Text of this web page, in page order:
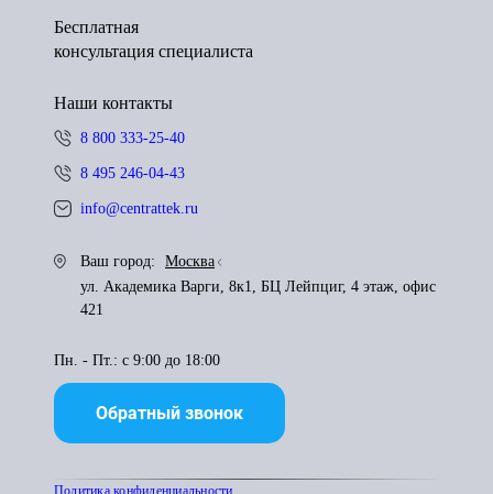
Бесплатная
консультация специалиста
Наши контакты
8 800 333-25-40
8 495 246-04-43
info@centrattek.ru
Ваш город:
Москва
ул. Академика Варги, 8к1, БЦ Лейпциг, 4 этаж, офис
421
Пн. - Пт.: с 9:00 до 18:00
Обратный звонок
Политика конфиденциальности